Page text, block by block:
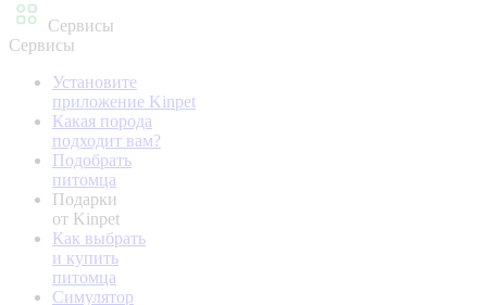
Сервисы
Сервисы
Установите
приложение Kinpet
Какая порода
подходит вам?
Подобрать
питомца
Подарки
от Kinpet
Как выбрать
и купить
питомца
Симулятор